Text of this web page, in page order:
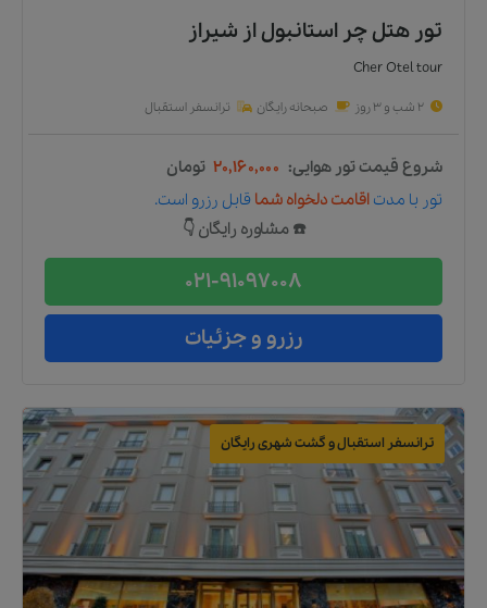
تور هتل چر استانبولاز شیراز
Cher Otel tour
2 شب و 3 روز صبحانه رایگان ترانسفر استقبال
شروع قیمت تور هوایی: ۲۰,۱۶۰,۰۰۰ تومان
تور با مدت اقامت دلخواه شما قابل رزرو است.
☎️ مشاوره رایگان 👇
021-91097008
رزرو و جزئیات
ترانسفر استقبال و گشت شهری رایگان